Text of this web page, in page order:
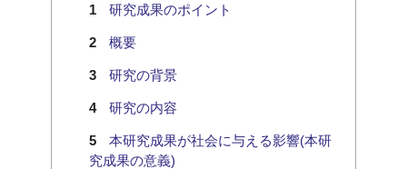
研究成果のポイント
概要
研究の背景
研究の内容
本研究成果が社会に与える影響(本研
究成果の意義)